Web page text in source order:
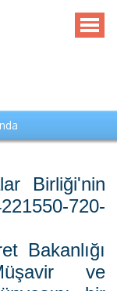
Birliği'nin
720-
Bakanlığı
ve